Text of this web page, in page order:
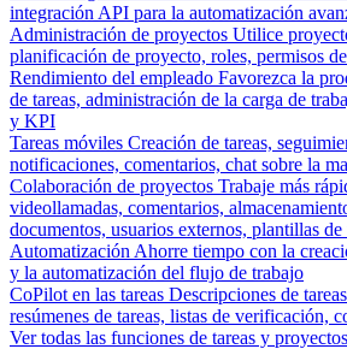
integración API para la automatización
Administración de proyectos Utilice
planificación de proyecto, roles, permisos
Rendimiento del empleado Favorezca la
de tareas, administración de la carga de
y KPI
Tareas móviles Creación de tareas,
notificaciones, comentarios, chat sobre la
Colaboración de proyectos Trabaje más
videollamadas, comentarios,
documentos, usuarios externos, plantillas de
Automatización Ahorre tiempo con la
y la automatización del flujo de trabajo
CoPilot en las tareas Descripciones de
resúmenes de tareas, listas de verificación,
Ver todas las funciones de tareas y proyectos